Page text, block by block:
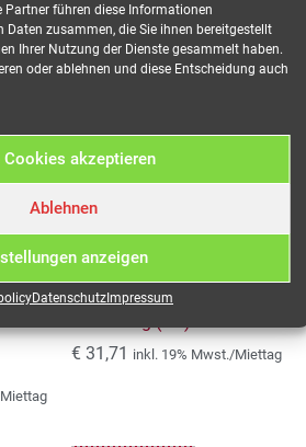
Partner führen diese Informationen
zusammen, die Sie ihnen bereitgestellt
Ihrer Nutzung der Dienste gesammelt haben.
oder ablehnen und diese Entscheidung auch
Cookies akzeptieren
Ablehnen
anzeigen
DatenschutzImpressum
auf
Verteiler 19″ CEE 32A auf
€ 31,71 inkl. 19% Mwst./Miettag